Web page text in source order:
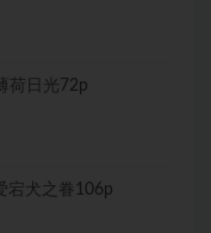
荷日光72p
宕犬之眷106p